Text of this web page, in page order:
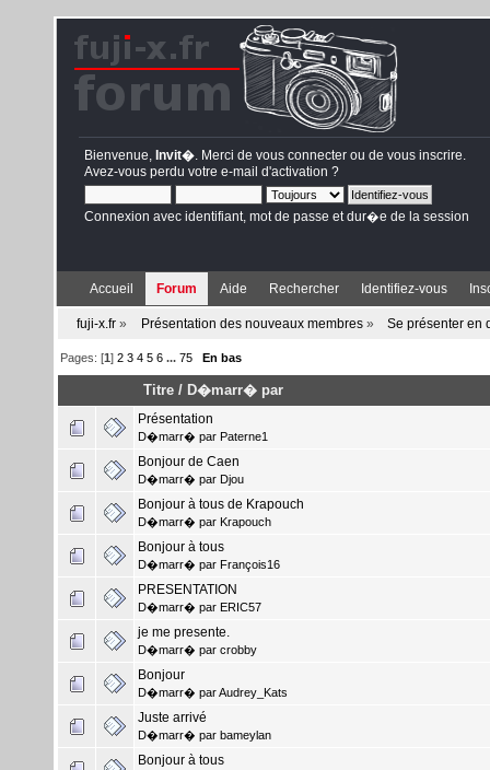
Bienvenue, Invit� . Merci de vous connecter ou de vous inscrire
Avez-vous perdu votre e-mail d'activation ?
Connexion avec identifiant, mot de passe et dur�e de la session
Accueil Forum Aide Rechercher Identifiez-vous
fuji-x.fr » Présentation des nouveaux membres» Se présenter en
Pages: [1]2 3 4 5 6 ...75 En bas
Titre / D�marr� par
Présentation
D�marr� par Paterne1
Bonjour de Caen
D�marr� par Djou
Bonjour à tous de Krapouch
D�marr� par Krapouch
Bonjour à tous
D�marr� par François16
PRESENTATION
D�marr� par ERIC57
je me presente.
D�marr� par crobby
Bonjour
D�marr� parAudrey_Kats
Juste arrivé
D�marr� par bameylan
Bonjour à tous